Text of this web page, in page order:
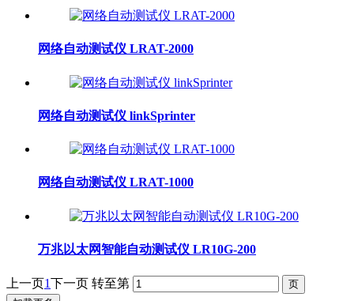
网络自动测试仪 LRAT-2000
网络自动测试仪 linkSprinter
网络自动测试仪 LRAT-1000
万兆以太网智能自动测试仪 LR10G-200
上一页1下一页 转至第